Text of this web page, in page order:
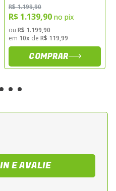
R$ 1.199,90
R$ 1.139,90 no pix
ou R$ 1.199,90
em 10x de R$ 119,99
COMPRAR
E AVALIE